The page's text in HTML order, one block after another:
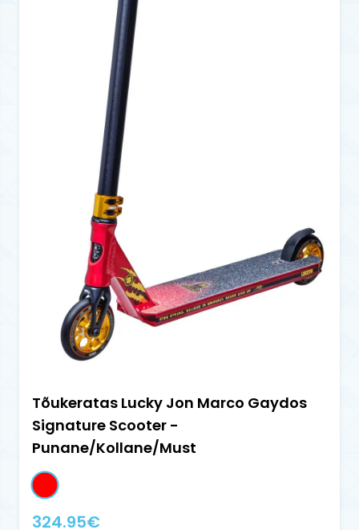
Tõukeratas Lucky Jon Marco Gaydos
Signature Scooter -
Punane/Kollane/Must
324.95€